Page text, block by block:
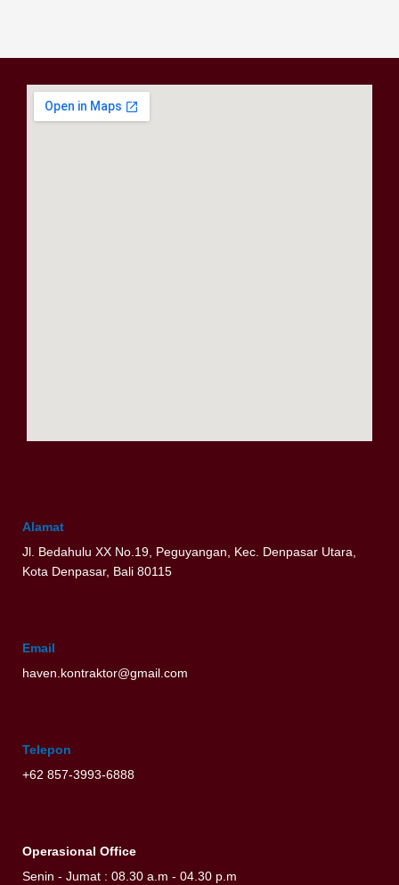
Alamat
Jl. Bedahulu XX No.19, Peguyangan, Kec. Denpasar Utara,
Kota Denpasar, Bali 80115
Email
haven.kontraktor@gmail.com
Telepon
+62 857-3993-6888
Operasional Office
Senin - Jumat : 08.30 a.m - 04.30 p.m